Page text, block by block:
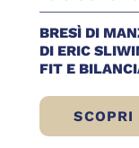
BRESÌ DI
DI ERIC
FIT E
SCOPRI
BRESÌ DI